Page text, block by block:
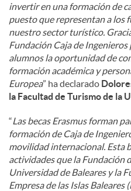
invertir en una formación de
puesto que representan a los
nuestro sector turístico.
Fundación Caja de
alumnos la oportunidad de
formación académica y
Europea” ha declarado
la Facultad de Turismo de la
“Las becas Erasmus forman
formación de Caja de
movilidad internacional. Esta
actividades que la Fundación
Universidad de Baleares y la
Empresa de las Islas Baleares